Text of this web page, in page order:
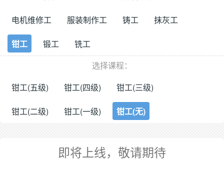
电机维修工 服装制作工 铸工 抹灰工
钳工 锻工
铣工
选择课程：
钳工(五级)
钳工(四级) 钳工(三级)
钳工(二级) 钳工(一级) 钳工(无)
即将上线，敬请期待